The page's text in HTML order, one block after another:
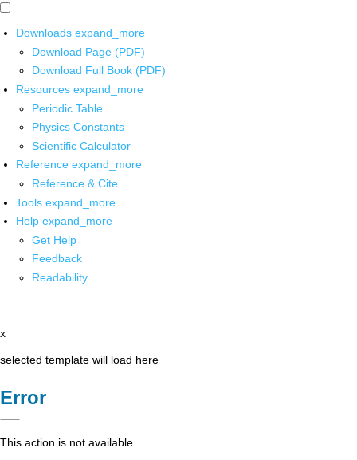
Downloads expand_more
Download Page (PDF)
Download Full Book (PDF)
Resources expand_more
Periodic Table
Physics Constants
Scientific Calculator
Reference expand_more
Reference & Cite
Tools expand_more
Help expand_more
Get Help
Feedback
Readability
x
selected template will load here
Error
This action is not available.